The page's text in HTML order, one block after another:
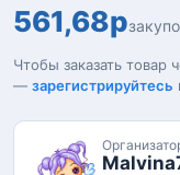
561,68р
Чтобы заказать товар
— зарегистрируйтесь